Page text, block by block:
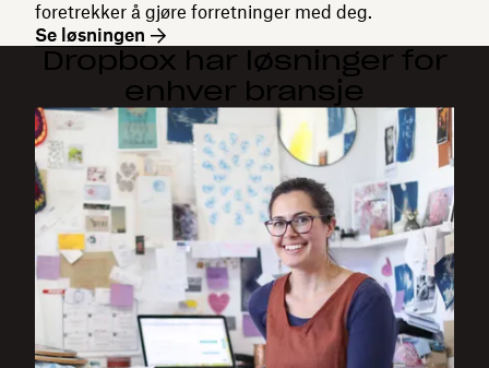
foretrekker å gjøre forretninger med deg.
Se løsningen
Dropbox har løsninger for
enhver bransje